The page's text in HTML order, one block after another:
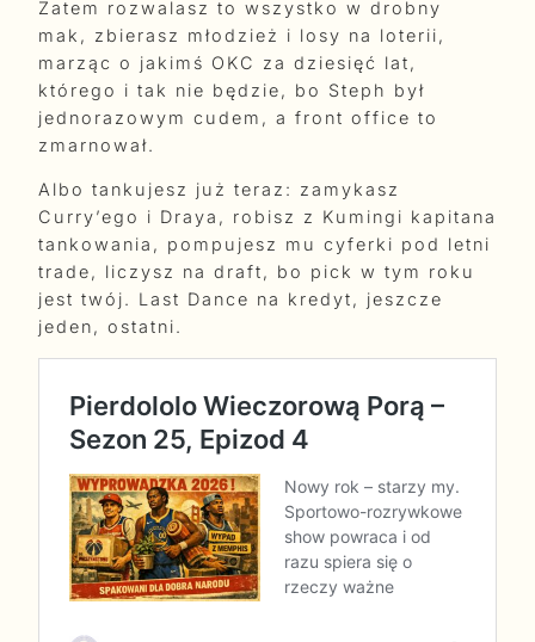
Zatem rozwalasz to wszystko w drobny
mak, zbierasz młodzież i losy na loterii,
marząc o jakimś OKC za dziesięć lat,
którego i tak nie będzie, bo Steph był
jednorazowym cudem, a front office to
zmarnował.
Albo tankujesz już teraz: zamykasz
Curry’ego i Draya, robisz z Kumingi kapitana
tankowania, pompujesz mu cyferki pod letni
trade, liczysz na draft, bo pick w tym roku
jest twój. Last Dance na kredyt, jeszcze
jeden, ostatni.